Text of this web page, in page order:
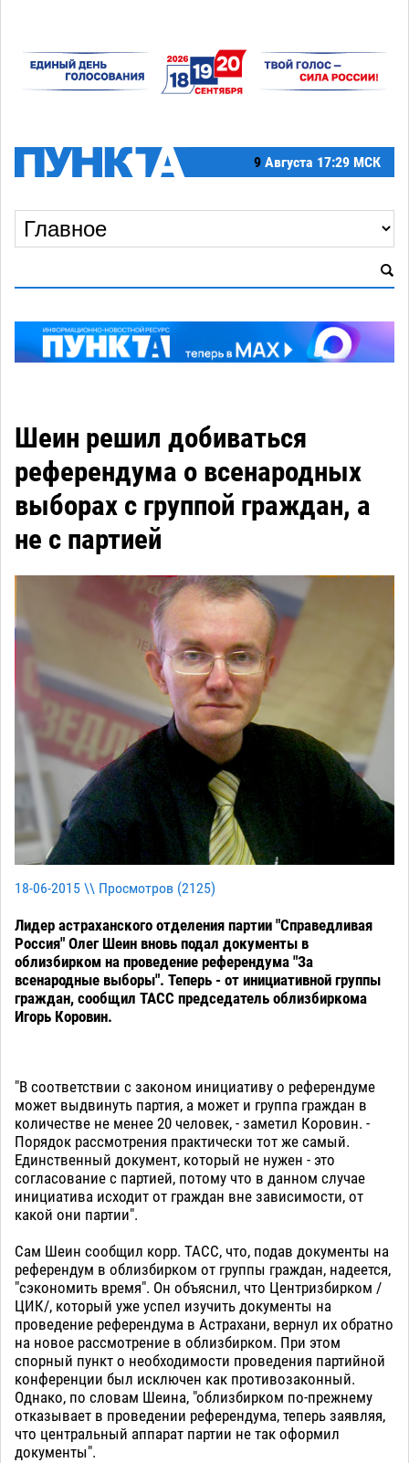
9 Августа 17:29 МСК
Шеин решил добиваться
референдума о всенародных
выборах с группой граждан, а
не с партией
18-06-2015 \\ Просмотров (2125)
Лидер астраханского отделения партии "Справедливая
Россия" Олег Шеин вновь подал документы в
облизбирком на проведение референдума "За
всенародные выборы". Теперь - от инициативной группы
граждан, сообщил ТАСС председатель облизбиркома
Игорь Коровин.
"В соответствии с законом инициативу о референдуме
может выдвинуть партия, а может и группа граждан в
количестве не менее 20 человек, - заметил Коровин. -
Порядок рассмотрения практически тот же самый.
Единственный документ, который не нужен - это
согласование с партией, потому что в данном случае
инициатива исходит от граждан вне зависимости, от
какой они партии".
Сам Шеин сообщил корр. ТАСС, что, подав документы на
референдум в облизбирком от группы граждан, надеется,
"сэкономить время". Он объяснил, что Центризбирком /
ЦИК/, который уже успел изучить документы на
проведение референдума в Астрахани, вернул их обратно
на новое рассмотрение в облизбирком. При этом
спорный пункт о необходимости проведения партийной
конференции был исключен как противозаконный.
Однако, по словам Шеина, "облизбирком по-прежнему
отказывает в проведении референдума, теперь заявляя,
что центральный аппарат партии не так оформил
документы".